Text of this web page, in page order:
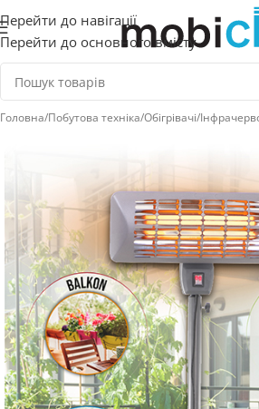
Перейти до навігації
Перейти до основного вмісту
Головна/Побутова техніка/Обігрівачі/